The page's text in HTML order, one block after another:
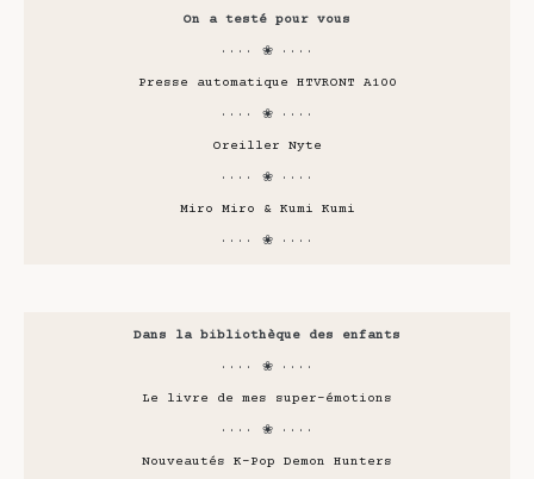
On a testé pour vous
···· ❀ ····
Presse automatique HTVRONT A100
···· ❀ ····
Oreiller Nyte
···· ❀ ····
Miro Miro & Kumi Kumi
···· ❀ ····
Dans la bibliothèque des enfants
···· ❀ ····
Le livre de mes super-émotions
···· ❀ ····
Nouveautés K-Pop Demon Hunters